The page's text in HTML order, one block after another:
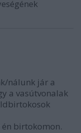
nálunk jár a
a vasútvonalak
én birtokomon.